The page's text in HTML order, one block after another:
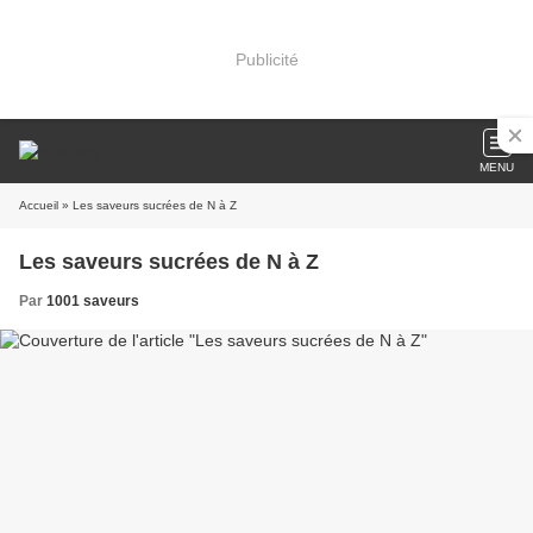
Publicité
MENU
Accueil » Les saveurs sucrées de N à Z
Les saveurs sucrées de N à Z
Par 1001 saveurs